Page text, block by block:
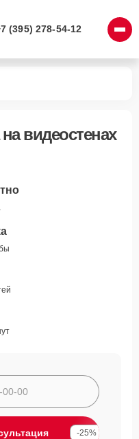
(395) 278-54-12
видеостенах
-25%